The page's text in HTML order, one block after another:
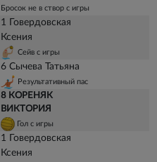
Бросок не в створ с игры
1 Говердовская
Ксения
Сейв с игры
6 Сычева Татьяна
Результативный пас
8 КОРЕНЯК
ВИКТОРИЯ
Гол с игры
1 Говердовская
Ксения